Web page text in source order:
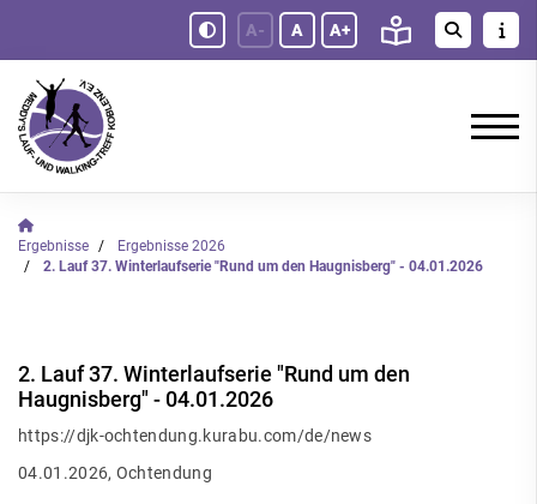
A- A A+
Ergebnisse
Ergebnisse 2026
2. Lauf 37. Winterlaufserie "Rund um den Haugnisberg" - 04.01.2026
2. Lauf 37. Winterlaufserie "Rund um den
Haugnisberg" - 04.01.2026
https://djk-ochtendung.kurabu.com/de/news
04.01.2026, Ochtendung